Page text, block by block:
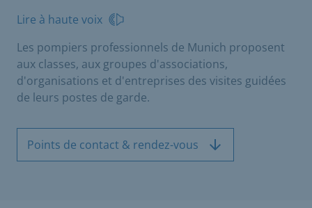
Lire à haute voix
Les pompiers professionnels de Munich proposent
aux classes, aux groupes d'associations,
d'organisations et d'entreprises des visites guidées
de leurs postes de garde.
Points de contact & rendez-vous